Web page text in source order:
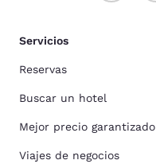
Servicios
Reservas
Buscar un hotel
Mejor precio garantizado
Viajes de negocios